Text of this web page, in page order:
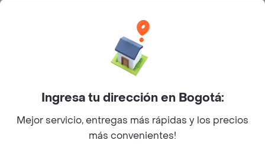
Bogotá D.C. --- notificacionesrappi@rappi.com
Ingresa tu dirección en Bogotá:
Mejor servicio, entregas más rápidas y los precios
más convenientes!